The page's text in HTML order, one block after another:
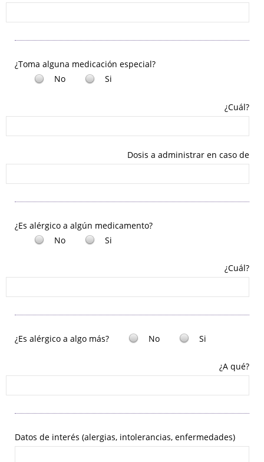
¿Toma alguna medicación especial?
No
Si
¿Cuál?
Dosis a administrar en caso de
¿Es alérgico a algún medicamento?
No
Si
¿Cuál?
¿Es alérgico a algo más? No Si
¿A qué?
Datos de interés (alergias, intolerancias, enfermedades)